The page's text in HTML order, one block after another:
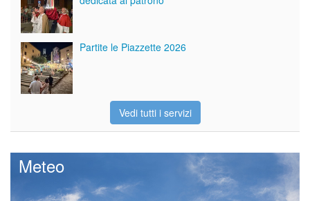
Partite le Piazzette 2026
Vedi tutti i servizi
Meteo